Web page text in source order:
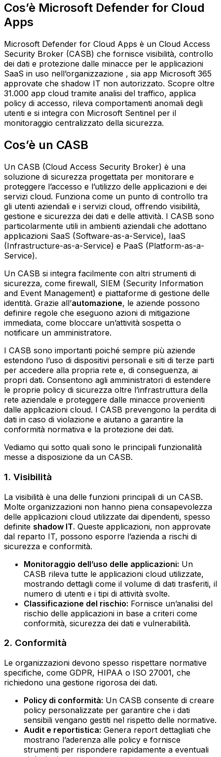
Cos’è Microsoft Defender for Cloud
Apps
Microsoft Defender for Cloud Apps è un Cloud Access
Security Broker (CASB) che fornisce visibilità, controllo
dei dati e protezione dalle minacce per le applicazioni
SaaS in uso nell’organizzazione , sia app Microsoft 365
approvate che shadow IT non autorizzato. Scopre oltre
31.000 app cloud tramite analisi del traffico, applica
policy di accesso, rileva comportamenti anomali degli
utenti e si integra con Microsoft Sentinel per il
monitoraggio centralizzato della sicurezza.
Cos’è un CASB
Un CASB (Cloud Access Security Broker) è una
soluzione di sicurezza progettata per monitorare e
proteggere l’accesso e l’utilizzo delle applicazioni e dei
servizi cloud. Funziona come un punto di controllo tra
gli utenti aziendali e i servizi cloud, offrendo visibilità,
gestione e sicurezza dei dati e delle attività. I CASB sono
particolarmente utili in ambienti aziendali che adottano
applicazioni SaaS (Software-as-a-Service), IaaS
(Infrastructure-as-a-Service) e PaaS (Platform-as-a-
Service).
Un CASB si integra facilmente con altri strumenti di
sicurezza, come firewall, SIEM (Security Information
and Event Management) e piattaforme di gestione delle
identità. Grazie all’automazione, le aziende possono
definire regole che eseguono azioni di mitigazione
immediata, come bloccare un’attività sospetta o
notificare un amministratore.
I CASB sono importanti poiché sempre più aziende
estendono l’uso di dispositivi personali e siti di terze parti
per accedere alla propria rete e, di conseguenza, ai
propri dati. Consentono agli amministratori di estendere
le proprie policy di sicurezza oltre l’infrastruttura della
rete aziendale e proteggere dalle minacce provenienti
dalle applicazioni cloud. I CASB prevengono la perdita di
dati in caso di violazione e aiutano a garantire la
conformità normativa e la protezione dei dati.
Vediamo qui sotto quali sono le principali funzionalità
messe a disposizione da un CASB.
1. Visibilità
La visibilità è una delle funzioni principali di un CASB.
Molte organizzazioni non hanno piena consapevolezza
delle applicazioni cloud utilizzate dai dipendenti, spesso
definite shadow IT. Queste applicazioni, non approvate
dal reparto IT, possono esporre l’azienda a rischi di
sicurezza e conformità.
Monitoraggio dell’uso delle applicazioni: Un
CASB rileva tutte le applicazioni cloud utilizzate,
mostrando dettagli come il volume di dati trasferiti, il
numero di utenti e i tipi di attività svolte.
Classificazione del rischio: Fornisce un’analisi del
rischio delle applicazioni in base a criteri come
conformità, sicurezza dei dati e vulnerabilità.
2. Conformità
Le organizzazioni devono spesso rispettare normative
specifiche, come GDPR, HIPAA o ISO 27001, che
richiedono una gestione rigorosa dei dati.
Policy di conformità: Un CASB consente di creare
policy personalizzate per garantire che i dati
sensibili vengano gestiti nel rispetto delle normative.
Audit e reportistica: Genera report dettagliati che
mostrano l’aderenza alle policy e fornisce
strumenti per rispondere rapidamente a eventuali